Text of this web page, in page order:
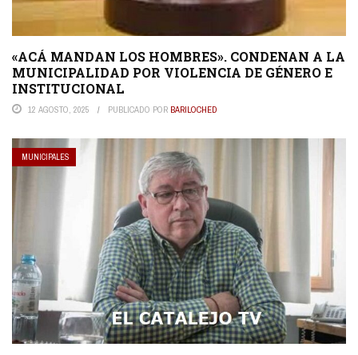
«ACÁ MANDAN LOS HOMBRES». CONDENAN A LA
MUNICIPALIDAD POR VIOLENCIA DE GÉNERO E
INSTITUCIONAL
12 AGOSTO, 2025 PUBLICADO POR BARILOCHED
MUNICIPALES